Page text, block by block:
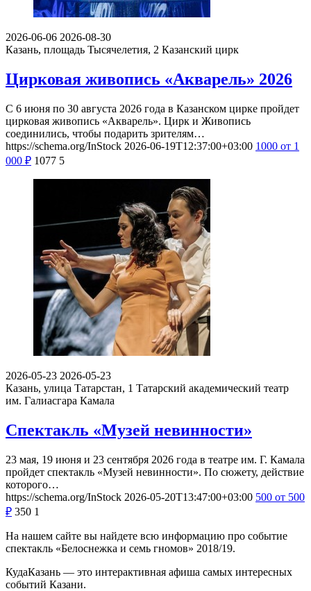
2026-06-06 2026-08-30
Казань, площадь Тысячелетия, 2 Казанский цирк
Цирковая живопись «Акварель» 2026
С 6 июня по 30 августа 2026 года в Казанском цирке пройдет
цирковая живопись «Акварель». Цирк и Живопись
соединились, чтобы подарить зрителям…
https://schema.org/InStock 2026-06-19T12:37:00+03:00 1000 от 1
000 ₽ 1077 5
2026-05-23 2026-05-23
Казань, улица Татарстан, 1 Татарский академический театр
им. Галиасгара Камала
Спектакль «Музей невинности»
23 мая, 19 июня и 23 сентября 2026 года в театре им. Г. Камала
пройдет спектакль «Музей невинности». По сюжету, действие
которого…
https://schema.org/InStock 2026-05-20T13:47:00+03:00 500 от 500
₽ 350 1
На нашем сайте вы найдете всю информацию про событие
спектакль «Белоснежка и семь гномов» 2018/19.
КудаКазань — это интерактивная афиша самых интересных
событий Казани.